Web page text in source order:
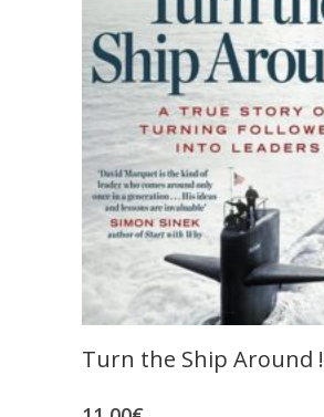
Turn the Ship Around !